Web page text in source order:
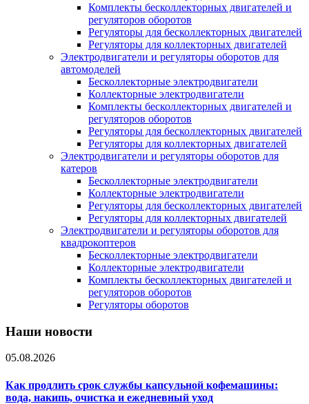
Комплекты бесколлекторных двигателей и
регуляторов оборотов
Регуляторы для бесколлекторных двигателей
Регуляторы для коллекторных двигателей
Электродвигатели и регуляторы оборотов для
автомоделей
Бесколлекторные электродвигатели
Коллекторные электродвигатели
Комплекты бесколлекторных двигателей и
регуляторов оборотов
Регуляторы для бесколлекторных двигателей
Регуляторы для коллекторных двигателей
Электродвигатели и регуляторы оборотов для
катеров
Бесколлекторные электродвигатели
Коллекторные электродвигатели
Регуляторы для бесколлекторных двигателей
Регуляторы для коллекторных двигателей
Электродвигатели и регуляторы оборотов для
квадрокоптеров
Бесколлекторные электродвигатели
Коллекторные электродвигатели
Комплекты бесколлекторных двигателей и
регуляторов оборотов
Регуляторы оборотов
Наши новости
05.08.2026
Как продлить срок службы капсульной кофемашины:
вода, накипь, очистка и ежедневный уход